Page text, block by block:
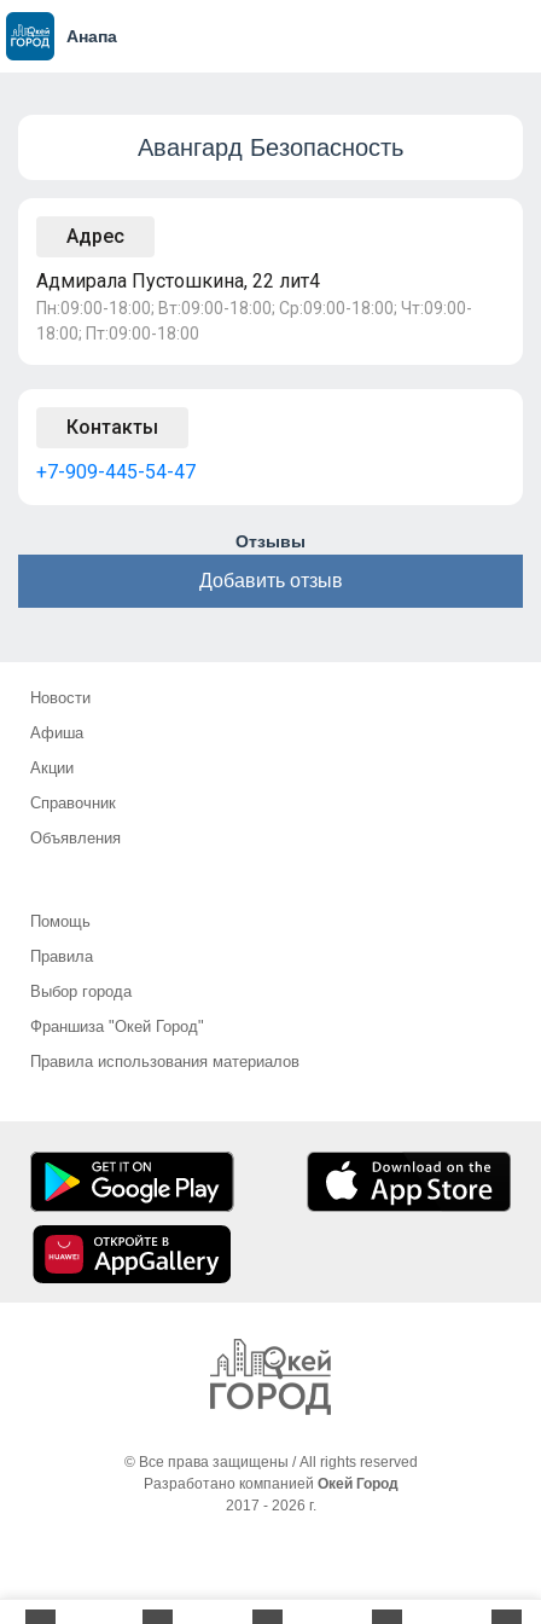
Анапа
Авангард Безопасность
Адрес
Адмирала Пустошкина, 22 лит4
Пн:09:00-18:00; Вт:09:00-18:00; Ср:09:00-18:00; Чт:09:00-
18:00; Пт:09:00-18:00
Контакты
+7-909-445-54-47
Отзывы
Добавить отзыв
Новости
Афиша
Акции
Справочник
Объявления
Помощь
Правила
Выбор города
Франшиза "Окей Город"
Правила использования материалов
© Все права защищены / All rights reserved
Разработано компанией Окей Город
2017 - 2026 г.